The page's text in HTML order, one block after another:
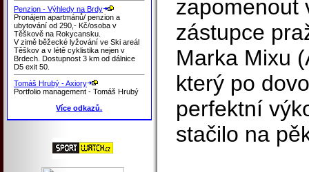
Penzion - Výhledy na Brdy
Pronájem apartmánů/ penzion a
ubytování od 290,- Kč/osoba v
Těškově na Rokycansku.
V zimě běžecké lyžování ve Ski areál
Těškov a v létě cyklistika nejen v
Brdech. Dostupnost 3 km od dálnice
D5 exit 50.
Tomáš Hrubý - Axiory
Portfolio management - Tomáš Hrubý
Více odkazů.
zapomenout
zástupce
Marka Mixu
který po
perfektní
stačilo na